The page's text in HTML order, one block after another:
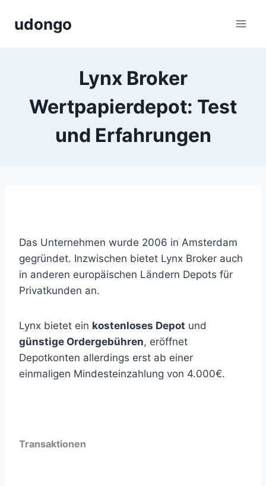
Inhaltudongo
Lynx Broker
Wertpapierdepot: Test
und Erfahrungen
Das Unternehmen wurde 2006 in Amsterdam
gegründet. Inzwischen bietet Lynx Broker auch
in anderen europäischen Ländern Depots für
Privatkunden an.
Lynx bietet ein kostenloses Depot und
günstige Ordergebühren, eröffnet
Depotkonten allerdings erst ab einer
einmaligen Mindesteinzahlung von 4.000€.
Transaktionen